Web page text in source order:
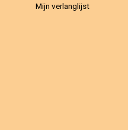
Mijn verlanglijst